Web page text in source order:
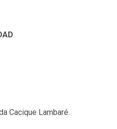
Cacique Lambaré.